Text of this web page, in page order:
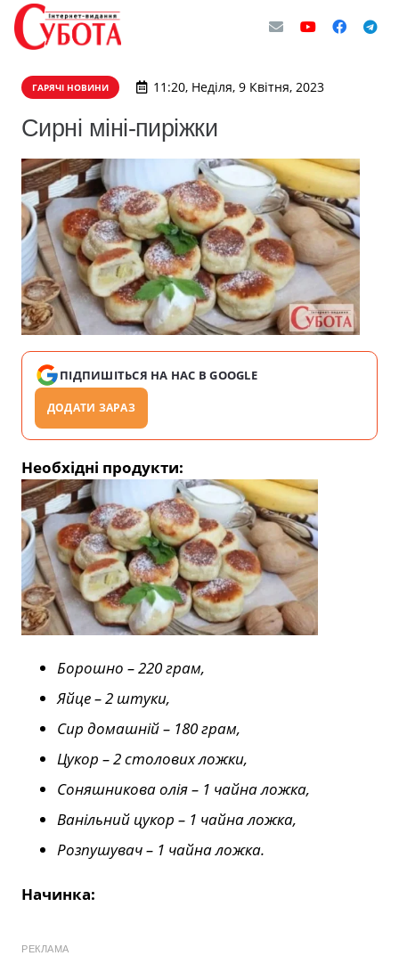
ГАРЯЧІ НОВИНИ 11:20, Неділя, 9 Квітня, 2023
Сирні міні-пиріжки
ПІДПИШІТЬСЯ НА НАС В GOOGLE
ДОДАТИ ЗАРАЗ
Необхідні продукти:
Борошно – 220 грам,
Яйце – 2 штуки,
Сир домашній – 180 грам,
Цукор – 2 столових ложки,
Соняшникова олія – 1 чайна ложка,
Ванільний цукор – 1 чайна ложка,
Розпушувач – 1 чайна ложка.
Начинка:
РЕКЛАМА